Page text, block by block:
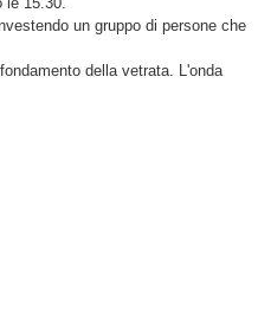
un gruppo di persone che
della vetrata. L'onda